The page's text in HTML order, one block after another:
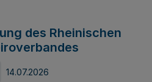
des Rheinischen
14.07.2026